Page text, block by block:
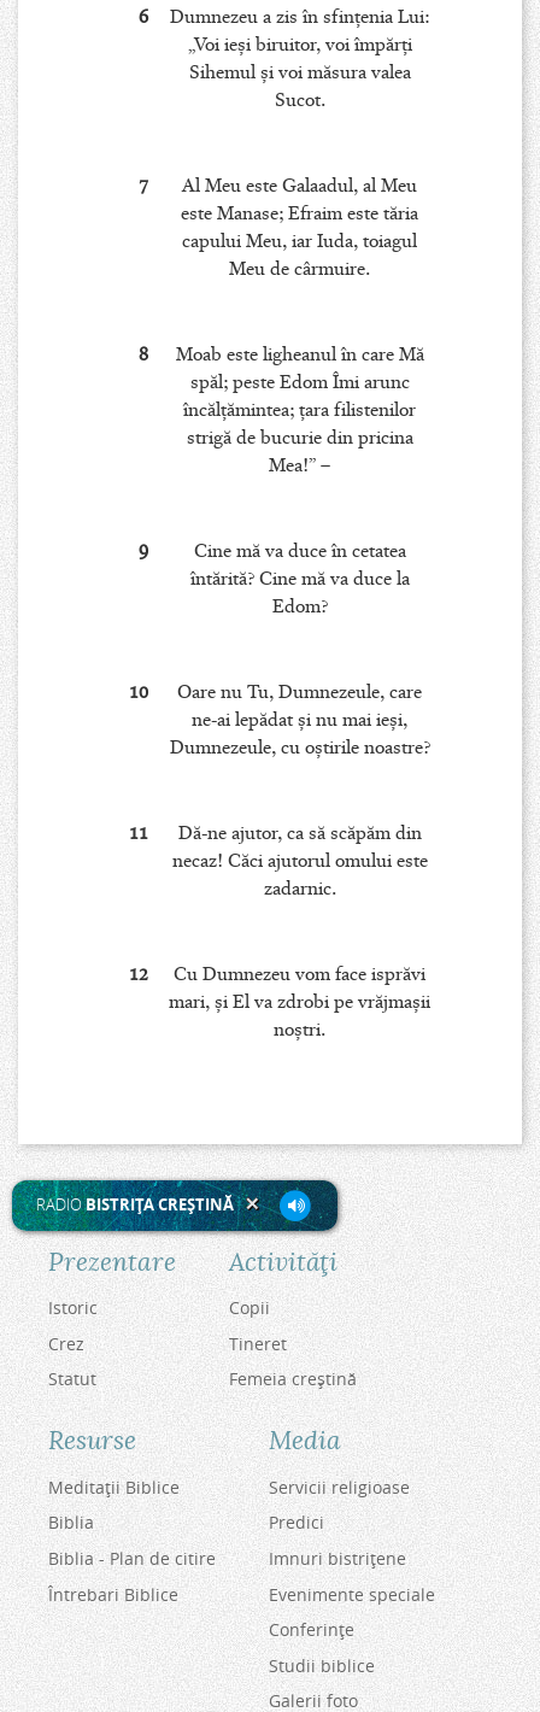
6
Dumnezeu a zis în sfinţenia Lui:
„Voi ieşi biruitor, voi împărţi
Sihemul şi voi măsura valea
Sucot.
7
Al Meu este Galaadul, al Meu
este Manase; Efraim este tăria
capului Meu, iar Iuda, toiagul
Meu de cârmuire.
8
Moab este ligheanul în care Mă
spăl; peste Edom Îmi arunc
încălţămintea; ţara filistenilor
strigă de bucurie din pricina
Mea!” –
9
Cine mă va duce în cetatea
întărită? Cine mă va duce la
Edom?
10
Oare nu Tu, Dumnezeule, care
ne-ai lepădat şi nu mai ieşi,
Dumnezeule, cu oştirile noastre?
11
Dă-ne ajutor, ca să scăpăm din
necaz! Căci ajutorul omului este
zadarnic.
12
Cu Dumnezeu vom face isprăvi
mari, şi El va zdrobi pe vrăjmaşii
noştri.
RADIOBISTRIŢA CREŞTINĂ
Prezentare
Istoric
Crez
Statut
Activităţi
Copii
Tineret
Femeia creştină
Resurse
Meditaţii Biblice
Biblia
Biblia - Plan de citire
Întrebari Biblice
Media
Servicii religioase
Predici
Imnuri bistriţene
Evenimente speciale
Conferinţe
Studii biblice
Galerii foto